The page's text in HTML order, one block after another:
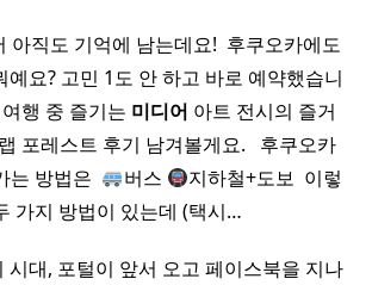
아직도 기억에 남는데요! ​ 후쿠오카에도
예요? 고민 1도 안 하고 바로 예약했습니
행 중 즐기는 미디어 아트 전시의 즐거
포레스트 후기 남겨볼게요. ​ ​ 후쿠오카
는 방법은
버스
지하철+도보 ​ 이렇
가지 방법이 있는데 (택시…
시대, 포털이 앞서 오고 페이스북을 지나